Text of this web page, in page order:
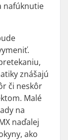
nafúknutie
znášajú
či neskôr
Malé
na
naďalej
ako